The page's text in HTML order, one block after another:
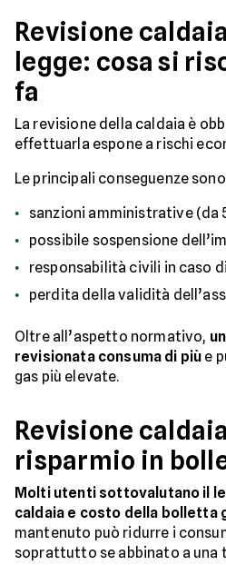
Revisione
legge: cosa si
fa
La revisione della caldaia è
effettuarla espone a rischi
Le principali conseguenze
sanzioni amministrative (da
possibile sospensione
responsabilità civili in caso
perdita della validità
Oltre all’aspetto normativo,
revisionata consuma di più e
gas più elevate.
Revisione
risparmio in
Molti utenti sottovalutano il
caldaia e costo della bolletta
mantenuto può ridurre i
soprattutto se abbinato a una